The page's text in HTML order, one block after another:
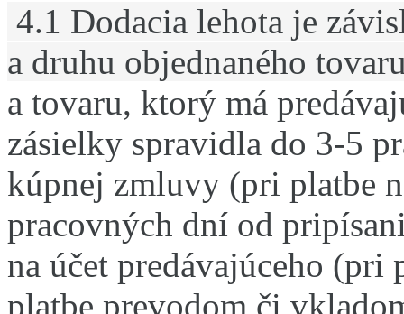
4.1 Dodacia lehota je
a druhu objednaného
a tovaru, ktorý má
zásielky spravidla do 3-5
kúpnej zmluvy (pri platbe
pracovných dní od
na účet predávajúceho (pri
platbe prevodom či